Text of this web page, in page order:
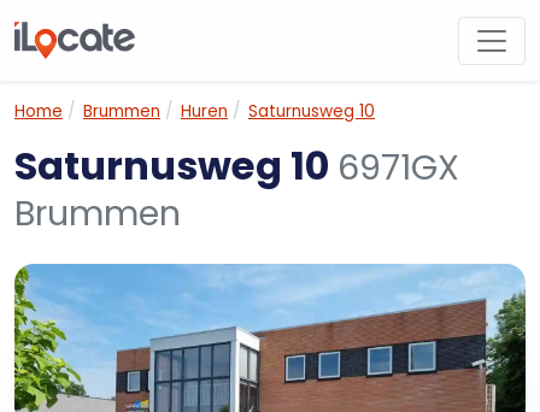
Home Brummen Huren Saturnusweg 10
Saturnusweg 10 6971GX
Brummen